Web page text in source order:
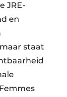
JRE-
en
staat